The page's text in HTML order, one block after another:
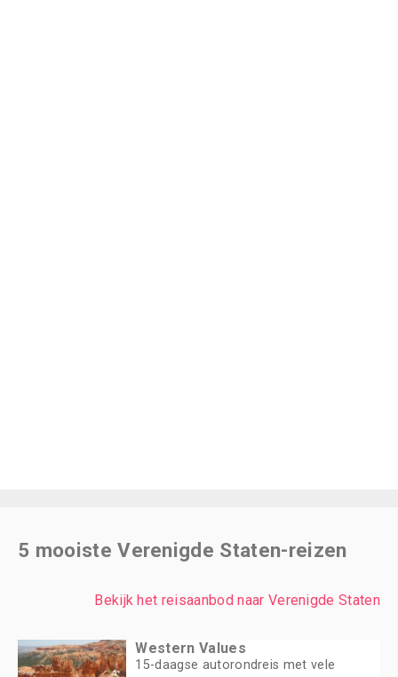
5 mooiste Verenigde Staten-reizen
Bekijk het reisaanbod naar Verenigde Staten
Western Values
15-daagse autorondreis met vele